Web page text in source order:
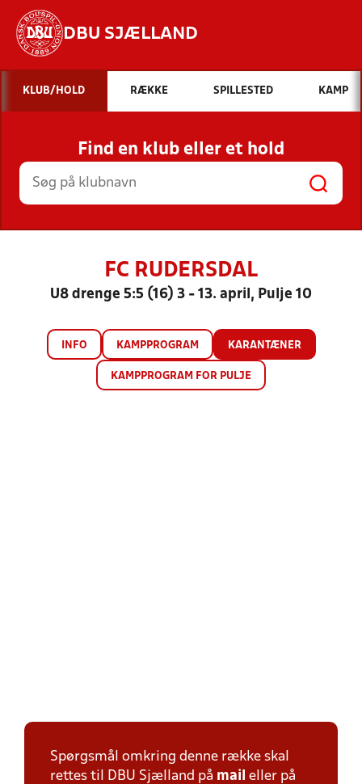
DBU SJÆLLAND
Hvad vil du søge efter?
INDHOLD OG NYHEDER
STILLINGER, RESULTATER, KLUBBER OG
HOLD
KLUB/HOLD RÆKKE SPILLESTED KAMP
Find en klub eller et hold
FC RUDERSDAL
U8 drenge 5:5 (16) 3 - 13. april, Pulje 10
INFO KAMPPROGRAM KARANTÆNER
KAMPPROGRAM FOR PULJE
Spørgsmål omkring denne række skal
rettes til DBU Sjælland på mail eller på